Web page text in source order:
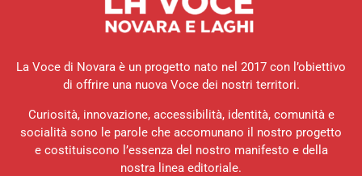
La Voce di Novara è un progetto nato nel 2017 con l’obiettivo
di offrire una nuova Voce dei nostri territori.
Curiosità, innovazione, accessibilità, identità, comunità e
socialità sono le parole che accomunano il nostro progetto
e costituiscono l’essenza del nostro manifesto e della
nostra linea editoriale.